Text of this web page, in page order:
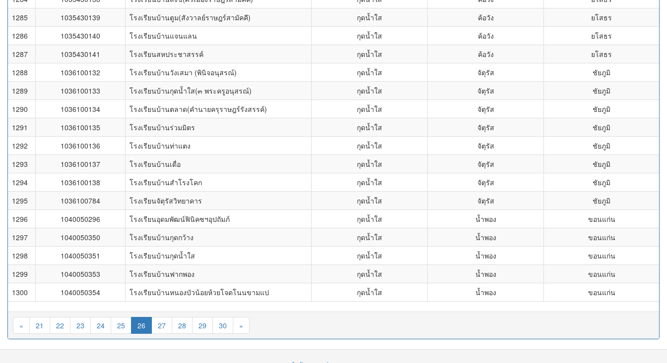
1285
1035430139 โรงเรียนบ้านตูม(สังวาลย์ราษฎร์สามัคคี) กุดน้ำใส ค้อวัง
ยโสธร
1286
1035430140 โรงเรียนบ้านแจนแลน กุดน้ำใส ค้อวัง
ยโสธร
1287
1035430141 โรงเรียนสหประชาสรรค์ กุดน้ำใส ค้อวัง
ยโสธร
1288
1036100132 โรงเรียนบ้านวังเสมา (พินิจอนุสรณ์) กุดน้ำใส จัตุรัส
ชัยภูมิ
1289
1036100133 โรงเรียนบ้านกุดน้ำใส(๓ พระครูอนุสรณ์) กุดน้ำใส จัตุรัส
ชัยภูมิ
1290
1036100134 โรงเรียนบ้านตลาด(คำนายครุราษฎร์รังสรรค์) กุดน้ำใส จัตุรัส
ชัยภูมิ
1291
1036100135 โรงเรียนบ้านร่วมมิตร กุดน้ำใส จัตุรัส
ชัยภูมิ
1292
1036100136 โรงเรียนบ้านท่าแตง กุดน้ำใส จัตุรัส
ชัยภูมิ
1293
1036100137 โรงเรียนบ้านเดื่อ กุดน้ำใส จัตุรัส
ชัยภูมิ
1294
1036100138 โรงเรียนบ้านสำโรงโคก กุดน้ำใส จัตุรัส
ชัยภูมิ
1295
1036100784 โรงเรียนจัตุรัสวิทยาคาร กุดน้ำใส จัตุรัส
ชัยภูมิ
1296
1040050296 โรงเรียนอุดมพัฒน์ฟินิคซฯอุปถัมภ์ กุดน้ำใส น้ำพอง
ขอนแก่น
1297
1040050350 โรงเรียนบ้านกุดกว้าง กุดน้ำใส น้ำพอง
ขอนแก่น
1298
1040050351 โรงเรียนบ้านกุดน้ำใส กุดน้ำใส น้ำพอง
ขอนแก่น
1299
1040050353 โรงเรียนบ้านฟากพอง กุดน้ำใส น้ำพอง
ขอนแก่น
1300
1040050354 โรงเรียนบ้านหนองบัวน้อยห้วยโจดโนนขามแป กุดน้ำใส น้ำพอง ขอนแก่น
« 21 22 23 24 25 26 27 28 29 30 »